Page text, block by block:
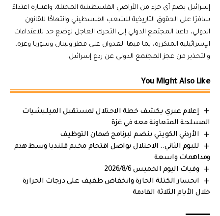
إسرائيل بضم أي جزء من الأراضي الفلسطينية المحتلة، واعتباره اعتداءً
سافرًا على الحقوق التاريخية للشعب الفلسطيني وانتهاكًا للقانون
الدولي، داعيا المجتمع الدولي إلى التحرك العاجل لوضع حد للاعتداءات
الإسرائيلية المتكررة، بما فيها العدوان على قطر ولبنان وسوريا وغزة،
والتحذير من عجز المجتمع الدولي عن ردع إسرائيل.
You Might Also Like
إعلام عبري يكشف خطة الاحتلال لمستقبل الميليشيات
المسلحة المتعاونة معه في غزة
الأردني الكويتي ينضم لبرنامج ضمان التوظيف
لليوم الثاني.. الاحتلال يواصل اقتحام مخيم قلنديا وسط هدم
ومداهمات واسعة
وفيات اليوم الخميس 2026/8/6
انحسار الكتلة الحارة وانخفاض طفيف على درجات الحرارة
خلال الأيام الثلاثة القادمة